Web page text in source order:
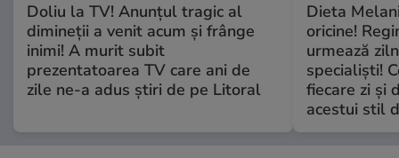
Doliu la TV! Anunțul tragic al
dimineții a venit acum și frânge
inimi! A murit subit
prezentatoarea TV care ani de
zile ne-a adus știri de pe Litoral
Dieta
oricine!
urmează
specialiști!
fiecare zi și
acestui stil